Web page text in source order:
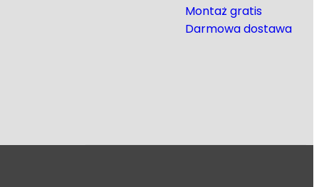
Montaż gratis
Darmowa dostawa